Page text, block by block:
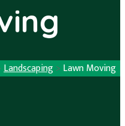
Landscaping> Lawn Moving